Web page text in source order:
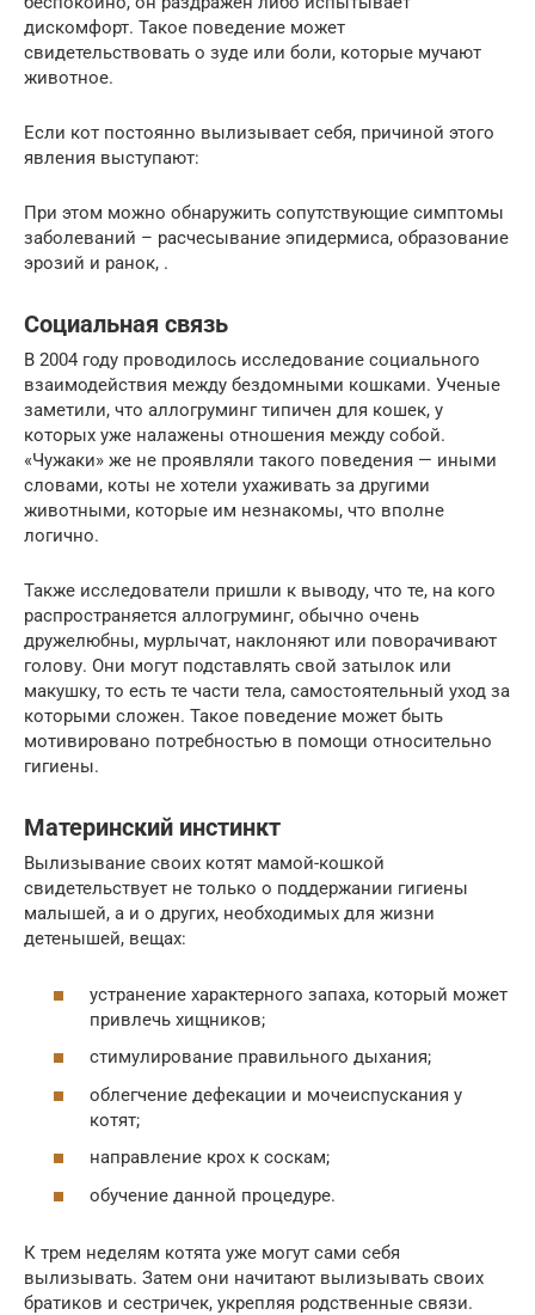
дискомфорт. Такое поведение может
свидетельствовать о зуде или боли, которые мучают
животное.
Если кот постоянно вылизывает себя, причиной этого
явления выступают:
При этом можно обнаружить сопутствующие симптомы
заболеваний – расчесывание эпидермиса, образование
эрозий и ранок, .
Социальная связь
В 2004 году проводилось исследование социального
взаимодействия между бездомными кошками. Ученые
заметили, что аллогруминг типичен для кошек, у
которых уже налажены отношения между собой.
«Чужаки» же не проявляли такого поведения — иными
словами, коты не хотели ухаживать за другими
животными, которые им незнакомы, что вполне
логично.
Также исследователи пришли к выводу, что те, на кого
распространяется аллогруминг, обычно очень
дружелюбны, мурлычат, наклоняют или поворачивают
голову. Они могут подставлять свой затылок или
макушку, то есть те части тела, самостоятельный уход за
которыми сложен. Такое поведение может быть
мотивировано потребностью в помощи относительно
гигиены.
Материнский инстинкт
Вылизывание своих котят мамой-кошкой
свидетельствует не только о поддержании гигиены
малышей, а и о других, необходимых для жизни
детенышей, вещах:
устранение характерного запаха, который может
привлечь хищников;
стимулирование правильного дыхания;
облегчение дефекации и мочеиспускания у
котят;
направление крох к соскам;
обучение данной процедуре.
К трем неделям котята уже могут сами себя
вылизывать. Затем они начитают вылизывать своих
братиков и сестричек, укрепляя родственные связи.